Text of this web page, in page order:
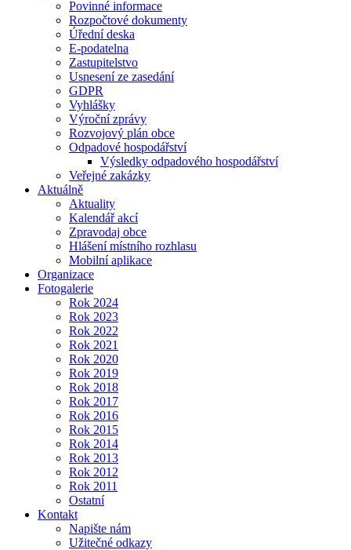
Povinné informace
Rozpočtové dokumenty
Úřední deska
E-podatelna
Zastupitelstvo
Usnesení ze zasedání
GDPR
Vyhlášky
Výroční zprávy
Rozvojový plán obce
Odpadové hospodářství
Výsledky odpadového hospodářství
Veřejné zakázky
Aktuálně
Aktuality
Kalendář akcí
Zpravodaj obce
Hlášení místního rozhlasu
Mobilní aplikace
Organizace
Fotogalerie
Rok 2024
Rok 2023
Rok 2022
Rok 2021
Rok 2020
Rok 2019
Rok 2018
Rok 2017
Rok 2016
Rok 2015
Rok 2014
Rok 2013
Rok 2012
Rok 2011
Ostatní
Kontakt
Napište nám
Užitečné odkazy